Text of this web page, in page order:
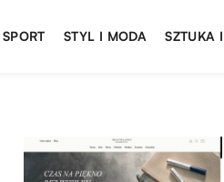
SPORT STYL I MODA SZTUKA